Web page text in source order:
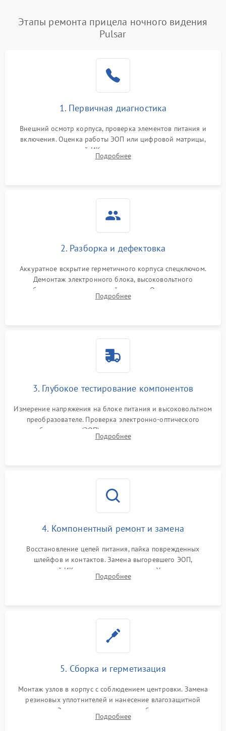
Этапы ремонта прицела ночного видения
Pulsar
1. Первичная диагностика
Внешний осмотр корпуса, проверка элементов питания и
включения. Оценка работы ЭОП или цифровой матрицы,
проверка встроенной ИК-подсветки и механизма выверки
прицельной сетки. Выявление видимых дефектов оптики и
Подробнее
2. Разборка и дефектовка
Аккуратное вскрытие герметичного корпуса спецключом.
Демонтаж электронного блока, высоковольтного
преобразователя и оптической системы. Осмотр контактов
на окисление и проверка целостности уплотнительных
Подробнее
3. Глубокое тестирование компонентов
Измерение напряжения на блоке питания и высоковольтном
преобразователе. Проверка электронно-оптического
преобразователя (ЭОП) на стенде на предмет эмиссии,
шумов и засветок. Диагностика микросхем цифровых
Подробнее
4. Компонентный ремонт и замена
Восстановление цепей питания, пайка поврежденных
шлейфов и контактов. Замена выгоревшего ЭОП,
неисправной ИК-подсветки или матрицы. Ультразвуковая
очистка плат и удаление загрязнений с линз объектива и
Подробнее
5. Сборка и герметизация
Монтаж узлов в корпус с соблюдением центровки. Замена
резиновых уплотнителей и нанесение влагозащитной
смазки. Заполнение внутреннего объема прицела
осушенным азотом для предотвращения запотевания оптики
Подробнее